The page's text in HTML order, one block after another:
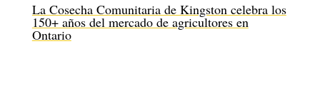
La Cosecha Comunitaria de Kingston celebra los
150+ años del mercado de agricultores en
Ontario